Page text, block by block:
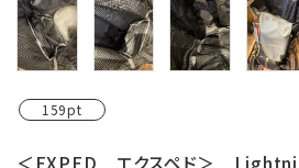
159pt